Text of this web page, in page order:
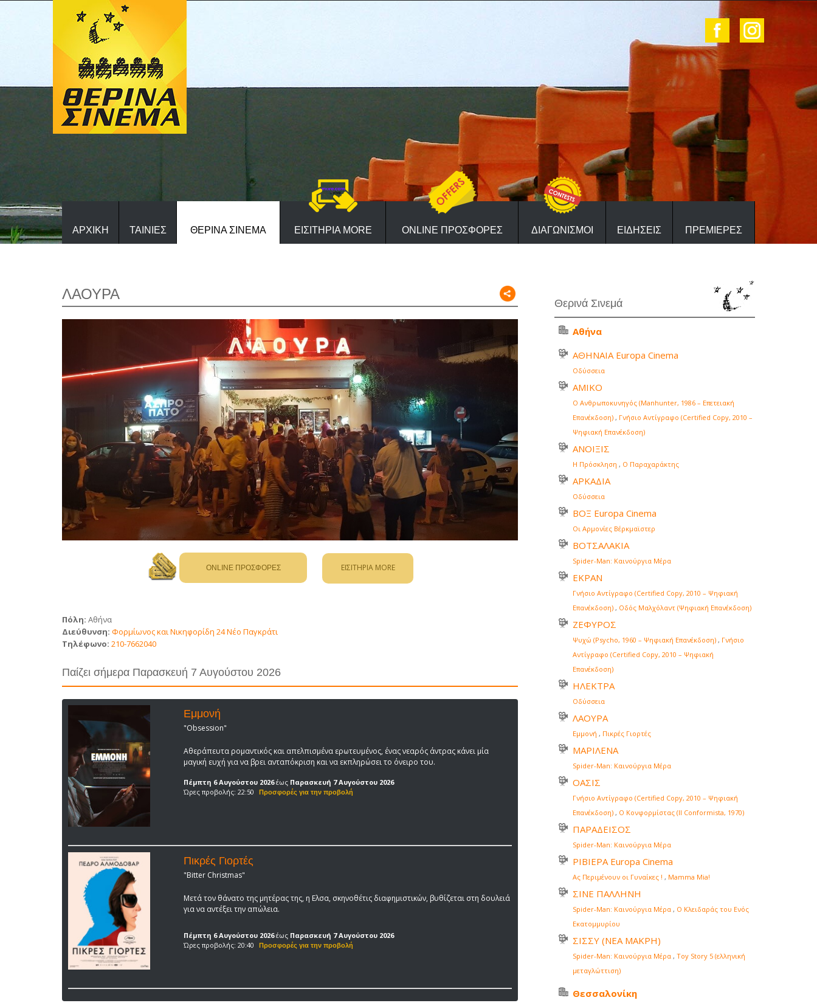
ΑΡΧΙΚΗ ΤΑΙΝΙΕΣ ΘΕΡΙΝΑ ΣΙΝΕΜΑ ΕΙΣΙΤΗΡΙΑ MORE ONLINE ΠΡΟΣΦΟΡΕΣ ΔΙΑΓΩΝΙΣΜΟΙ ΕΙΔΗΣΕΙΣ ΠΡΕΜΙΕΡΕΣ
ΛΑΟΥΡΑ
ΕΙΣΙΤΗΡΙΑ MORE
Πόλη: Αθήνα
Διεύθυνση: Φορμίωνος και Νικηφορίδη 24 Νέο Παγκράτι
Τηλέφωνο: 210-7662040
Παίζει σήμερα Παρασκευή 7 Αυγούστου 2026
Εμμονή
"Obsession"
Αθεράπευτα ρομαντικός και απελπισμένα ερωτευμένος, ένας νεαρός άντρας κάνει μία
μαγική ευχή για να βρει ανταπόκριση και να εκπληρώσει το όνειρο του.
Πέμπτη 6 Αυγούστου 2026έως Παρασκευή 7 Αυγούστου 2026
Ώρες προβολής: 22:50
Πικρές Γιορτές
"Bitter Christmas"
Μετά τον θάνατο της μητέρας της, η Ελσα, σκηνοθέτις διαφημιστικών, βυθίζεται στη δουλειά
για να αντέξει την απώλεια.
Πέμπτη 6 Αυγούστου 2026έως Παρασκευή 7 Αυγούστου 2026
Ώρες προβολής: 20:40
Θερινά Σινεμά
Αθήνα
ΑΘΗΝΑΙΑ Europa Cinema
Οδύσσεια
ΑΜΙΚΟ
Ο Ανθρωποκυνηγός (Manhunter, 1986 – Επετειακή
Επανέκδοση) , Γνήσιο Αντίγραφο (Certified Copy, 2010 –
Ψηφιακή Επανέκδοση)
ΑΝΟΙΞΙΣ
Η Πρόσκληση , Ο Παραχαράκτης
ΑΡΚΑΔΙΑ
Οδύσσεια
ΒΟΞ Europa Cinema
Οι Αρμονίες Βέρκμαϊστερ
ΒΟΤΣΑΛΑΚΙΑ
Spider-Man: Καινούργια Μέρα
ΕΚΡΑΝ
Γνήσιο Αντίγραφο (Certified Copy, 2010 – Ψηφιακή
Επανέκδοση) , Οδός Μαλχόλαντ (Ψηφιακή Επανέκδοση)
ΖΕΦΥΡΟΣ
Ψυχώ (Psycho, 1960 – Ψηφιακή Επανέκδοση) , Γνήσιο
Αντίγραφο (Certified Copy, 2010 – Ψηφιακή
Επανέκδοση)
ΗΛΕΚΤΡΑ
Οδύσσεια
ΛΑΟΥΡΑ
Εμμονή , Πικρές Γιορτές
ΜΑΡΙΛΕΝΑ
Spider-Man: Καινούργια Μέρα
ΟΑΣΙΣ
Γνήσιο Αντίγραφο (Certified Copy, 2010 – Ψηφιακή
Επανέκδοση) , Ο Κονφορμίστας (Il Conformista, 1970)
ΠΑΡΑΔΕΙΣΟΣ
Spider-Man: Καινούργια Μέρα
ΡΙΒΙΕΡΑ Europa Cinema
Ας Περιμένουν οι Γυναίκες ! , Mamma Mia!
ΣΙΝΕ ΠΑΛΛΗΝΗ
Spider-Man: Καινούργια Μέρα , Ο Κλειδαράς του Ενός
Εκατομμυρίου
ΣΙΣΣΥ (ΝΕΑ ΜΑΚΡΗ)
Spider-Man: Καινούργια Μέρα , Toy Story 5 (ελληνική
μεταγλώττιση)
Θεσσαλονίκη